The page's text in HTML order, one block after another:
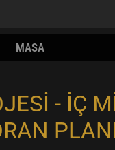
MASA
- İÇ